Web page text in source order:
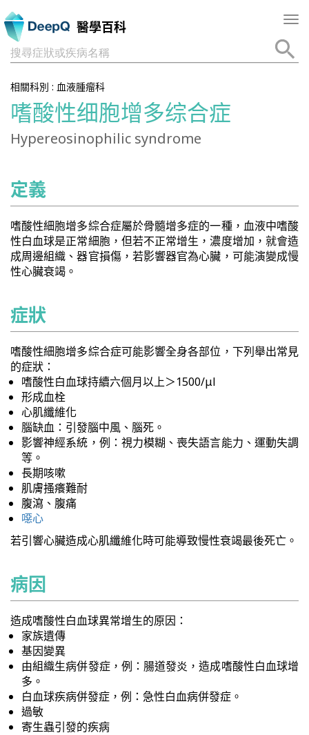
醫學百科
搜尋症狀或疾病名稱
相關科別 : 血液腫瘤科
嗜酸性细胞增多综合症
Hypereosinophilic syndrome
定義
嗜酸性細胞增多綜合症屬於骨髓增多症的一種，血液中嗜酸
性白血球是正常細胞，但若不正常增生，濃度增加，就會造
成周邊組織、器官損傷，若影響器官為心臟，可能演變成慢
性心臟衰竭。
症狀
嗜酸性細胞增多綜合症可能影響全身各部位，下列舉出常見
的症狀：
嗜酸性白血球持續六個月以上＞1500/μl
形成血栓
心肌纖維化
腦缺血：引發腦中風、腦死。
影響神經系統，例：視力模糊、喪失語言能力、運動失調
等。
長期咳嗽
肌膚搔癢難耐
腹瀉、腹痛
噁心
若引響心臟造成心肌纖維化時可能導致慢性衰竭最後死亡。
病因
造成嗜酸性白血球異常增生的原因：
家族遺傳
基因變異
由組織生病併發症，例：腸道發炎，造成嗜酸性白血球增
多。
白血球疾病併發症，例：急性白血病併發症。
過敏
寄生蟲引發的疾病